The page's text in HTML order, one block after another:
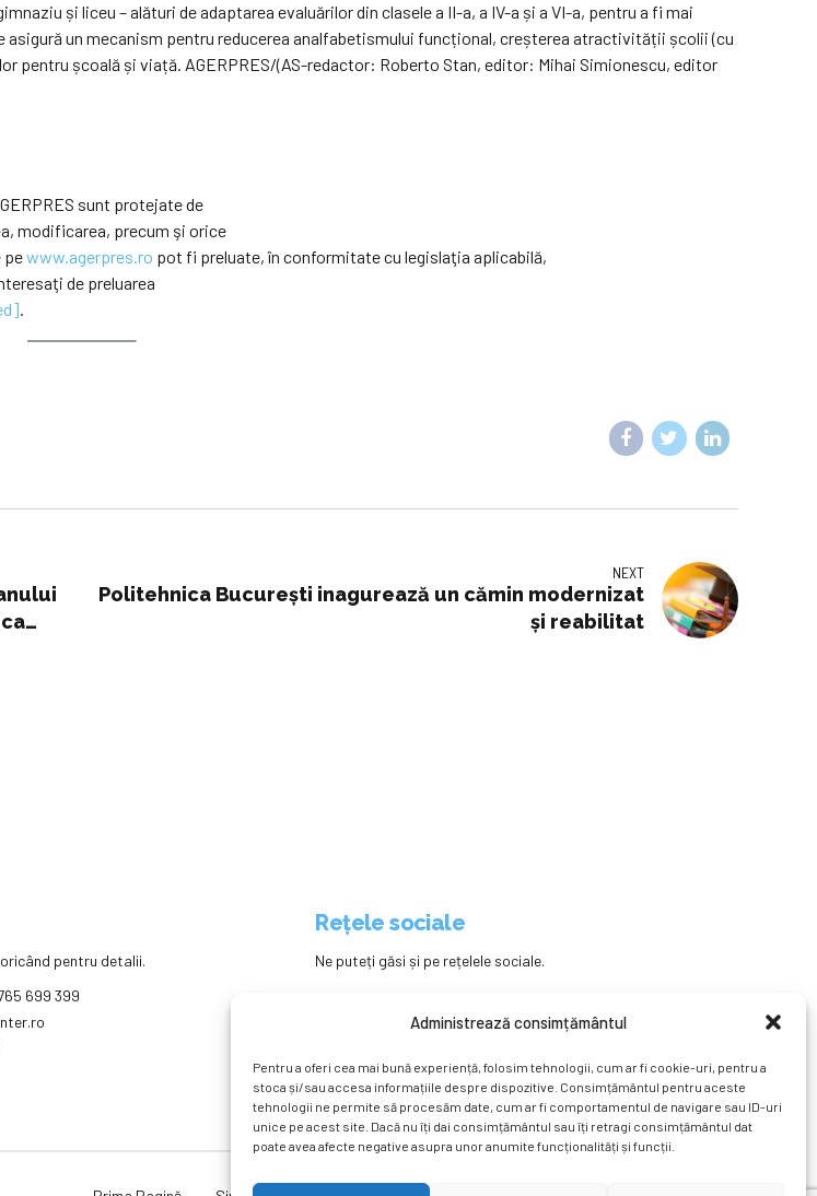
Administrează consimțământul
Pentru a oferi cea mai bună experiență, folosim tehnologii, cum ar fi cookie-uri, pentru a
stoca și/sau accesa informațiile despre dispozitive. Consimțământul pentru aceste
tehnologii ne permite să procesăm date, cum ar fi comportamentul de navigare sau ID-uri
unice pe acest site. Dacă nu îți dai consimțământul sau îți retragi consimțământul dat
poate avea afecte negative asupra unor anumite funcționalități și funcții.
și liceu – alături de adaptarea evaluărilor din clasele a II-a, a IV-a și a VI-a, pentru a fi mai
un mecanism pentru reducerea analfabetismului funcțional, creșterea atractivității școlii (cu
pentru școală și viață. AGERPRES/(AS-redactor: Roberto Stan, editor: Mihai Simionescu, editor
sunt protejate de
modificarea, precum şi orice
pewww.agerpres.ro pot fi preluate, în conformitate cu legislaţia aplicabilă,
de preluarea
.
NEXT
Politehnica București inagurează un cămin modernizat
și reabilitat
pentru detalii.
699 399
Rețele sociale
Ne puteți găsi și pe rețelele sociale.